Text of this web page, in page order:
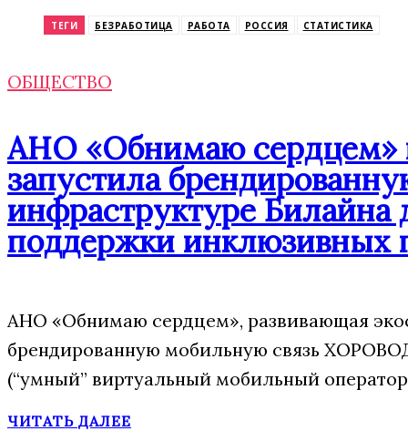
ТЕГИ БЕЗРАБОТИЦА РАБОТА РОССИЯ СТАТИСТИКА
ОБЩЕСТВО
АНО «Обнимаю сердцем»
запустила
инфраструктуре Билайна
поддержки инклюзивных
АНО «Обнимаю сердцем», развивающая
брендированную мобильную связь
(“умный” виртуальный мобильный
ЧИТАТЬ ДАЛЕЕ